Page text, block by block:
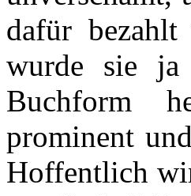
dafür
wurde sie
Buchform
prominent
Hoffentlich